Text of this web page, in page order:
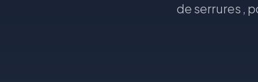
de serrures ,